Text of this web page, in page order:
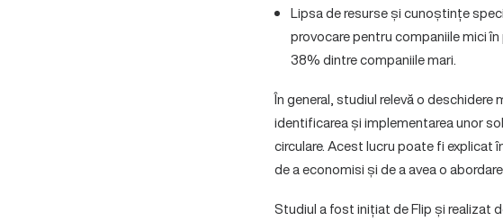
Lipsa de resurse și cunoștințe
provocare pentru companiile mici
38% dintre companiile mari.
În general, studiul relevă o
identificarea și implementarea unor
circulare. Acest lucru poate fi
de a economisi și de a avea o
Studiul a fost inițiat de Flip și realizat